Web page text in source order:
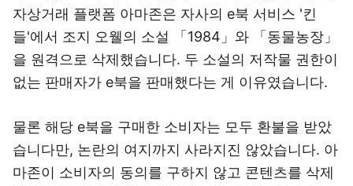
자상거래 플랫폼 아마존은 자사의 e북 서비스 '킨
들'에서 조지 오웰의 소설 「1984」와 「동물농장」
을 원격으로 삭제했습니다. 두 소설의 저작물 권한이
없는 판매자가 e북을 판매했다는 게 이유였습니다.
물론 해당 e북을 구매한 소비자는 모두 환불을 받았
습니다만, 논란의 여지까지 사라지진 않았습니다. 아
마존이 소비자의 동의를 구하지 않고 콘텐츠를 삭제